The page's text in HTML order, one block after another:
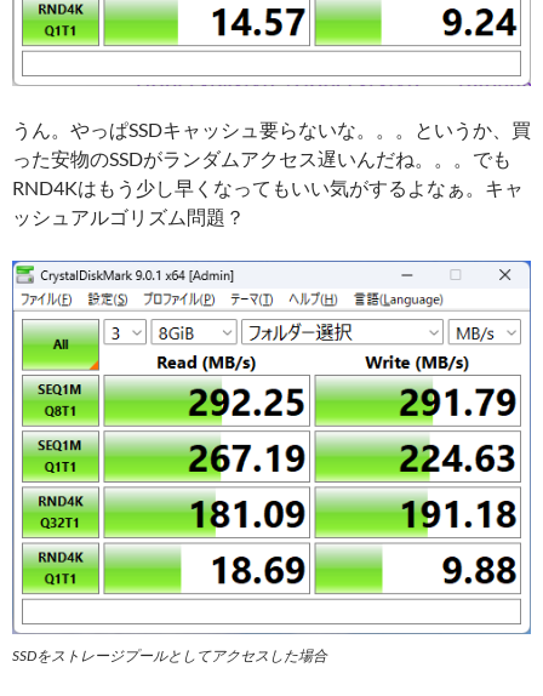
うん。やっぱSSDキャッシュ要らないな。。。というか、買
った安物のSSDがランダムアクセス遅いんだね。。。でも
RND4Kはもう少し早くなってもいい気がするよなぁ。キャ
ッシュアルゴリズム問題？
SSDをストレージプールとしてアクセスした場合